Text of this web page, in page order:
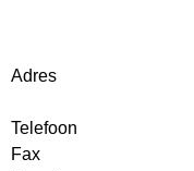
Adres
Telefoon
Fax